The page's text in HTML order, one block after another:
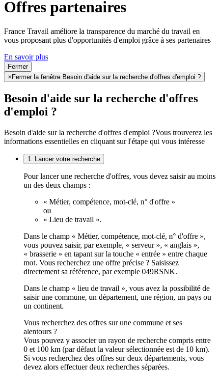
Offres partenaires
France Travail améliore la transparence du marché du travail en
vous proposant plus d'opportunités d'emploi grâce à ses partenaires
En savoir plus
Fermer
× Fermer la fenêtre Besoin d'aide sur la recherche d'offres d'emploi ?
Besoin d'aide sur la recherche d'offres
d'emploi ?
Besoin d'aide sur la recherche d'offres d'emploi ?Vous trouverez les
informations essentielles en cliquant sur l'étape qui vous intéresse
1. Lancer votre recherche
Pour lancer une recherche d'offres, vous devez saisir au moins
un des deux champs :
« Métier, compétence, mot-clé, n° d'offre »
ou
« Lieu de travail ».
Dans le champ « Métier, compétence, mot-clé, n° d'offre »,
vous pouvez saisir, par exemple, « serveur », « anglais »,
« brasserie » en tapant sur la touche « entrée » entre chaque
mot. Vous recherchez une offre précise ? Saisissez
directement sa référence, par exemple 049RSNK.
Dans le champ « lieu de travail », vous avez la possibilité de
saisir une commune, un département, une région, un pays ou
un continent.
Vous recherchez des offres sur une commune et ses
alentours ?
Vous pouvez y associer un rayon de recherche compris entre
0 et 100 km (par défaut la valeur sélectionnée est de 10 km).
Si vous recherchez des offres sur deux départements, vous
devez alors effectuer deux recherches séparées.